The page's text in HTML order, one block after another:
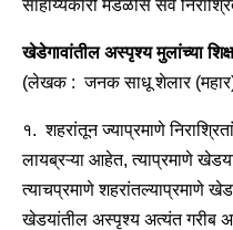
साहाय्यकारी मंडळीस सर्व
खेडेगावांतील अस्पृश्य मुलांच्या
(लेखक : जनक साधू शेलार
१. शहरांतून ज्याप्रमाणे
लायब्रऱ्या आहेत, त्याप्रमाणे
त्याचप्रमाणे शहरांतल्याप्रमाणे
खेडयांतील अस्पृश्य अत्यंत गरीब